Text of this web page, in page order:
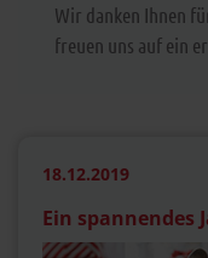
Wir danken Ihnen
freuen uns auf ein
18.12.2019
Ein spannendes